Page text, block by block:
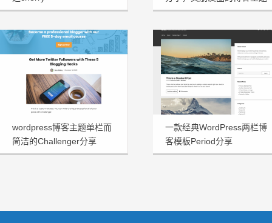
wordpress博客主题单栏而
简洁的Challenger分享
一款经典WordPress两栏博
客模板Period分享